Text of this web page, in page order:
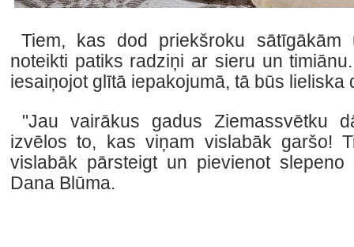
Tiem, kas dod priekšroku sātīgākām
noteikti patiks radziņi ar sieru un
iesaiņojot glītā iepakojumā, tā būs lieliska
"Jau vairākus gadus Ziemassvētku
izvēlos to, kas viņam vislabāk garšo!
vislabāk pārsteigt un pievienot
Dana Blūma.